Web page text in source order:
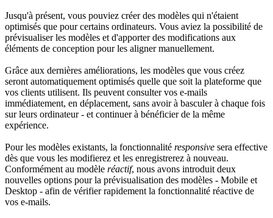
Jusqu'à présent, vous pouviez créer des modèles qui n'étaient
optimisés que pour certains ordinateurs. Vous aviez la possibilité de
prévisualiser les modèles et d'apporter des modifications aux
éléments de conception pour les aligner manuellement.
Grâce aux dernières améliorations, les modèles que vous créez
seront automatiquement optimisés quelle que soit la plateforme que
vos clients utilisent. Ils peuvent consulter vos e-mails
immédiatement, en déplacement, sans avoir à basculer à chaque fois
sur leurs ordinateur - et continuer à bénéficier de la même
expérience.
Pour les modèles existants, la fonctionnalité responsive sera effective
dès que vous les modifierez et les enregistrerez à nouveau.
Conformément au modèle réactif, nous avons introduit deux
nouvelles options pour la prévisualisation des modèles - Mobile et
Desktop - afin de vérifier rapidement la fonctionnalité réactive de
vos e-mails.